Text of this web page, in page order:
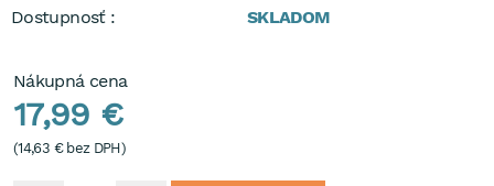
Dostupnosť :
SKLADOM
Nákupná cena
17,99 €
(14,63 €bez DPH)